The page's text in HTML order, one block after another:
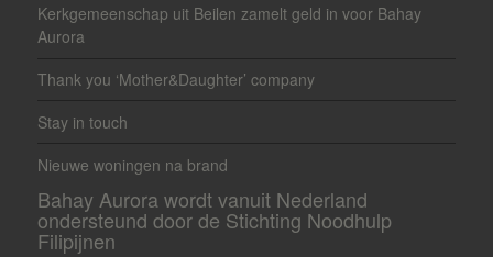
Kerkgemeenschap uit Beilen zamelt geld in voor Bahay
Aurora
Thank you ‘Mother&Daughter’ company
Stay in touch
Nieuwe woningen na brand
Bahay Aurora wordt vanuit Nederland
ondersteund door de Stichting Noodhulp
Filipijnen